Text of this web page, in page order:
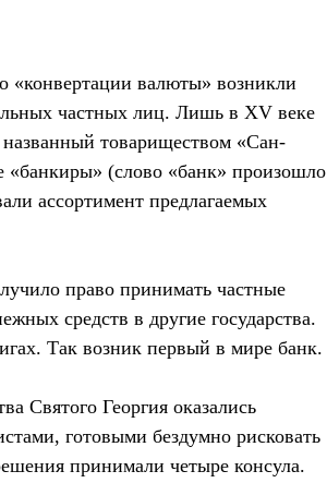
«конвертации валюты» возникли
частных лиц. Лишь в XV веке
товариществом «Сан-
(слово «банк» произошло
ассортимент предлагаемых
право принимать частные
средств в другие государства.
Так возник первый в мире банк.
Святого Георгия оказались
готовыми бездумно рисковать
принимали четыре консула.